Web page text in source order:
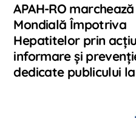
APAH-RO
Mondială Împotriva
Hepatitelor prin
informare și
dedicate publicului